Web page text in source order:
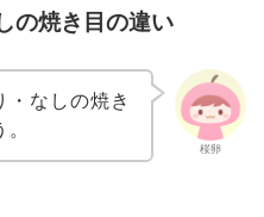
の焼き目の違い
桜卵
・なしの焼き